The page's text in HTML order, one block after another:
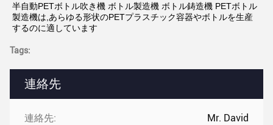
連絡先
連絡先: Mr. David
半自動PETボトル吹き機 ボトル製造機 ボトル鋳造機 PETボトル
製造機は,あらゆる形状のPETプラスチック容器やボトルを生産
するのに適しています
Tags: